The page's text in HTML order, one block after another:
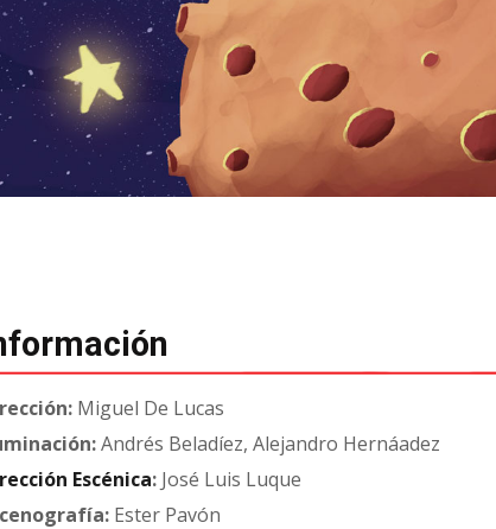
Miguel De Lucas
Andrés Beladíez, Alejandro Hernáadez
Escénica: José Luis Luque
Ester Pavón